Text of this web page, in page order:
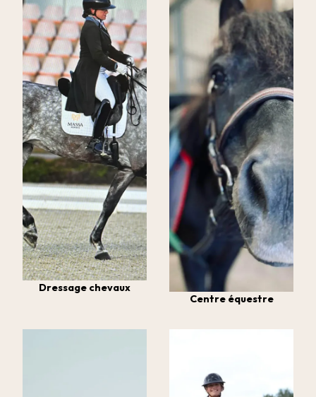
Dressage chevaux
Centre équestre